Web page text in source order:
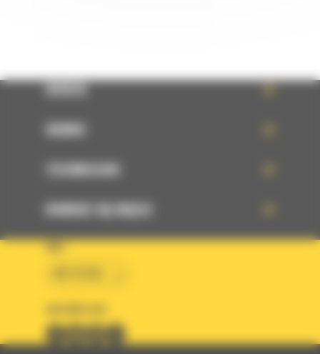
OFERTA
SERWIS
TECHNOLOGIE
DOWIEDZ SIĘ WIĘCEJ
KRAJ